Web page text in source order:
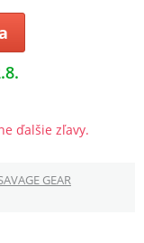
ďalšie zľavy.
GEAR